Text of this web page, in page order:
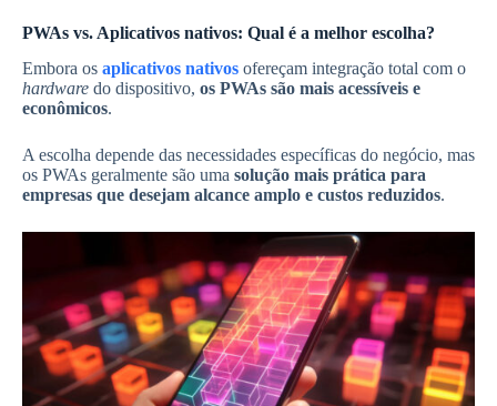
PWAs vs. Aplicativos nativos: Qual é a melhor escolha?
Embora os aplicativos nativos ofereçam integração total com o
hardware do dispositivo, os PWAs são mais acessíveis e
econômicos.
A escolha depende das necessidades específicas do negócio, mas
os PWAs geralmente são uma solução mais prática para
empresas que desejam alcance amplo e custos reduzidos.